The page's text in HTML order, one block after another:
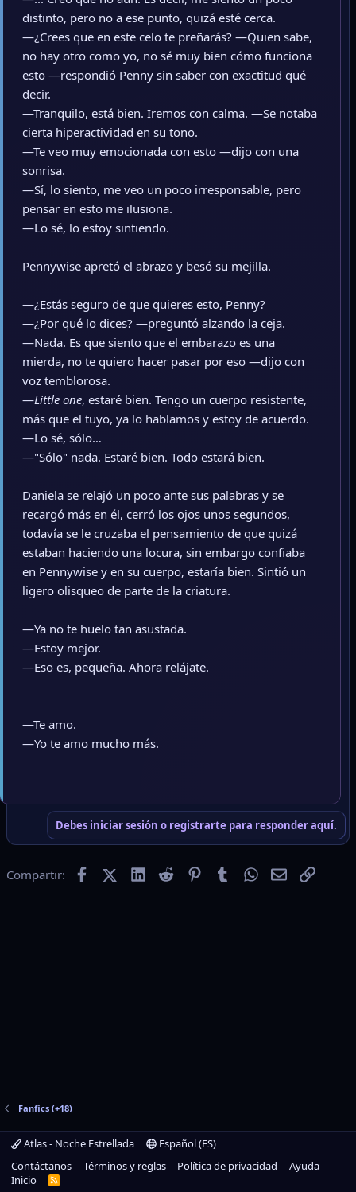
distinto, pero no a ese punto, quizá esté cerca.
—¿Crees que en este celo te preñarás? —Quien sabe,
no hay otro como yo, no sé muy bien cómo funciona
esto —respondió Penny sin saber con exactitud qué
decir.
—Tranquilo, está bien. Iremos con calma. —Se notaba
cierta hiperactividad en su tono.
—Te veo muy emocionada con esto —dijo con una
sonrisa.
—Sí, lo siento, me veo un poco irresponsable, pero
pensar en esto me ilusiona.
—Lo sé, lo estoy sintiendo.
Pennywise apretó el abrazo y besó su mejilla.
—¿Estás seguro de que quieres esto, Penny?
—¿Por qué lo dices? —preguntó alzando la ceja.
—Nada. Es que siento que el embarazo es una
mierda, no te quiero hacer pasar por eso —dijo con
voz temblorosa.
—Little one, estaré bien. Tengo un cuerpo resistente,
más que el tuyo, ya lo hablamos y estoy de acuerdo.
—Lo sé, sólo…
—"Sólo" nada. Estaré bien. Todo estará bien.
Daniela se relajó un poco ante sus palabras y se
recargó más en él, cerró los ojos unos segundos,
todavía se le cruzaba el pensamiento de que quizá
estaban haciendo una locura, sin embargo confiaba
en Pennywise y en su cuerpo, estaría bien. Sintió un
ligero olisqueo de parte de la criatura.
—Ya no te huelo tan asustada.
—Estoy mejor.
—Eso es, pequeña. Ahora relájate.
—Te amo.
—Yo te amo mucho más.
Debes iniciar sesión o registrarte para responder aquí.
Compartir: FacebookX (Twitter)
LinkedIn
Reddit PinterestTumblrWhatsApp
EmailEnlace
Fanfics (+18)
Atlas - Noche Estrellada
Español (ES)
Contáctanos
Términos y reglas Política de privacidad
Ayuda
Inicio
R